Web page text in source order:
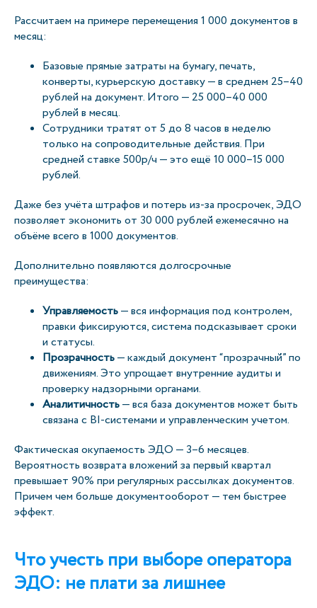
Рассчитаем на примере перемещения 1 000 документов в
месяц:
Базовые прямые затраты на бумагу, печать,
конверты, курьерскую доставку — в среднем 25–40
рублей на документ. Итого — 25 000–40 000
рублей в месяц.
Сотрудники тратят от 5 до 8 часов в неделю
только на сопроводительные действия. При
средней ставке 500р/ч — это ещё 10 000–15 000
рублей.
Даже без учёта штрафов и потерь из-за просрочек, ЭДО
позволяет экономить от 30 000 рублей ежемесячно на
объёме всего в 1000 документов.
Дополнительно появляются долгосрочные
преимущества:
Управляемость— вся информация под контролем,
правки фиксируются, система подсказывает сроки
и статусы.
Прозрачность— каждый документ “прозрачный” по
движениям. Это упрощает внутренние аудиты и
проверку надзорными органами.
Аналитичность— вся база документов может быть
связана с BI-системами и управленческим учетом.
Фактическая окупаемость ЭДО — 3–6 месяцев.
Вероятность возврата вложений за первый квартал
превышает 90% при регулярных рассылках документов.
Причем чем больше документооборот — тем быстрее
эффект.
Что учесть при выборе оператора
ЭДО: не плати за лишнее